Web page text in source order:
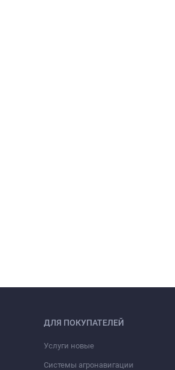
ДЛЯ ПОКУПАТЕЛЕЙ
Услуги новые
Системы агронавигации